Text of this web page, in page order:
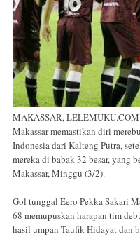
MAKASSAR, LELEMUKU.COM
Makassar memastikan diri
Indonesia dari Kalteng Putra,
mereka di babak 32 besar, yang
Makassar, Minggu (3/2).
Gol tunggal Eero Pekka Sakari
68 memupuskan harapan tim
hasil umpan Taufik Hidayat dan